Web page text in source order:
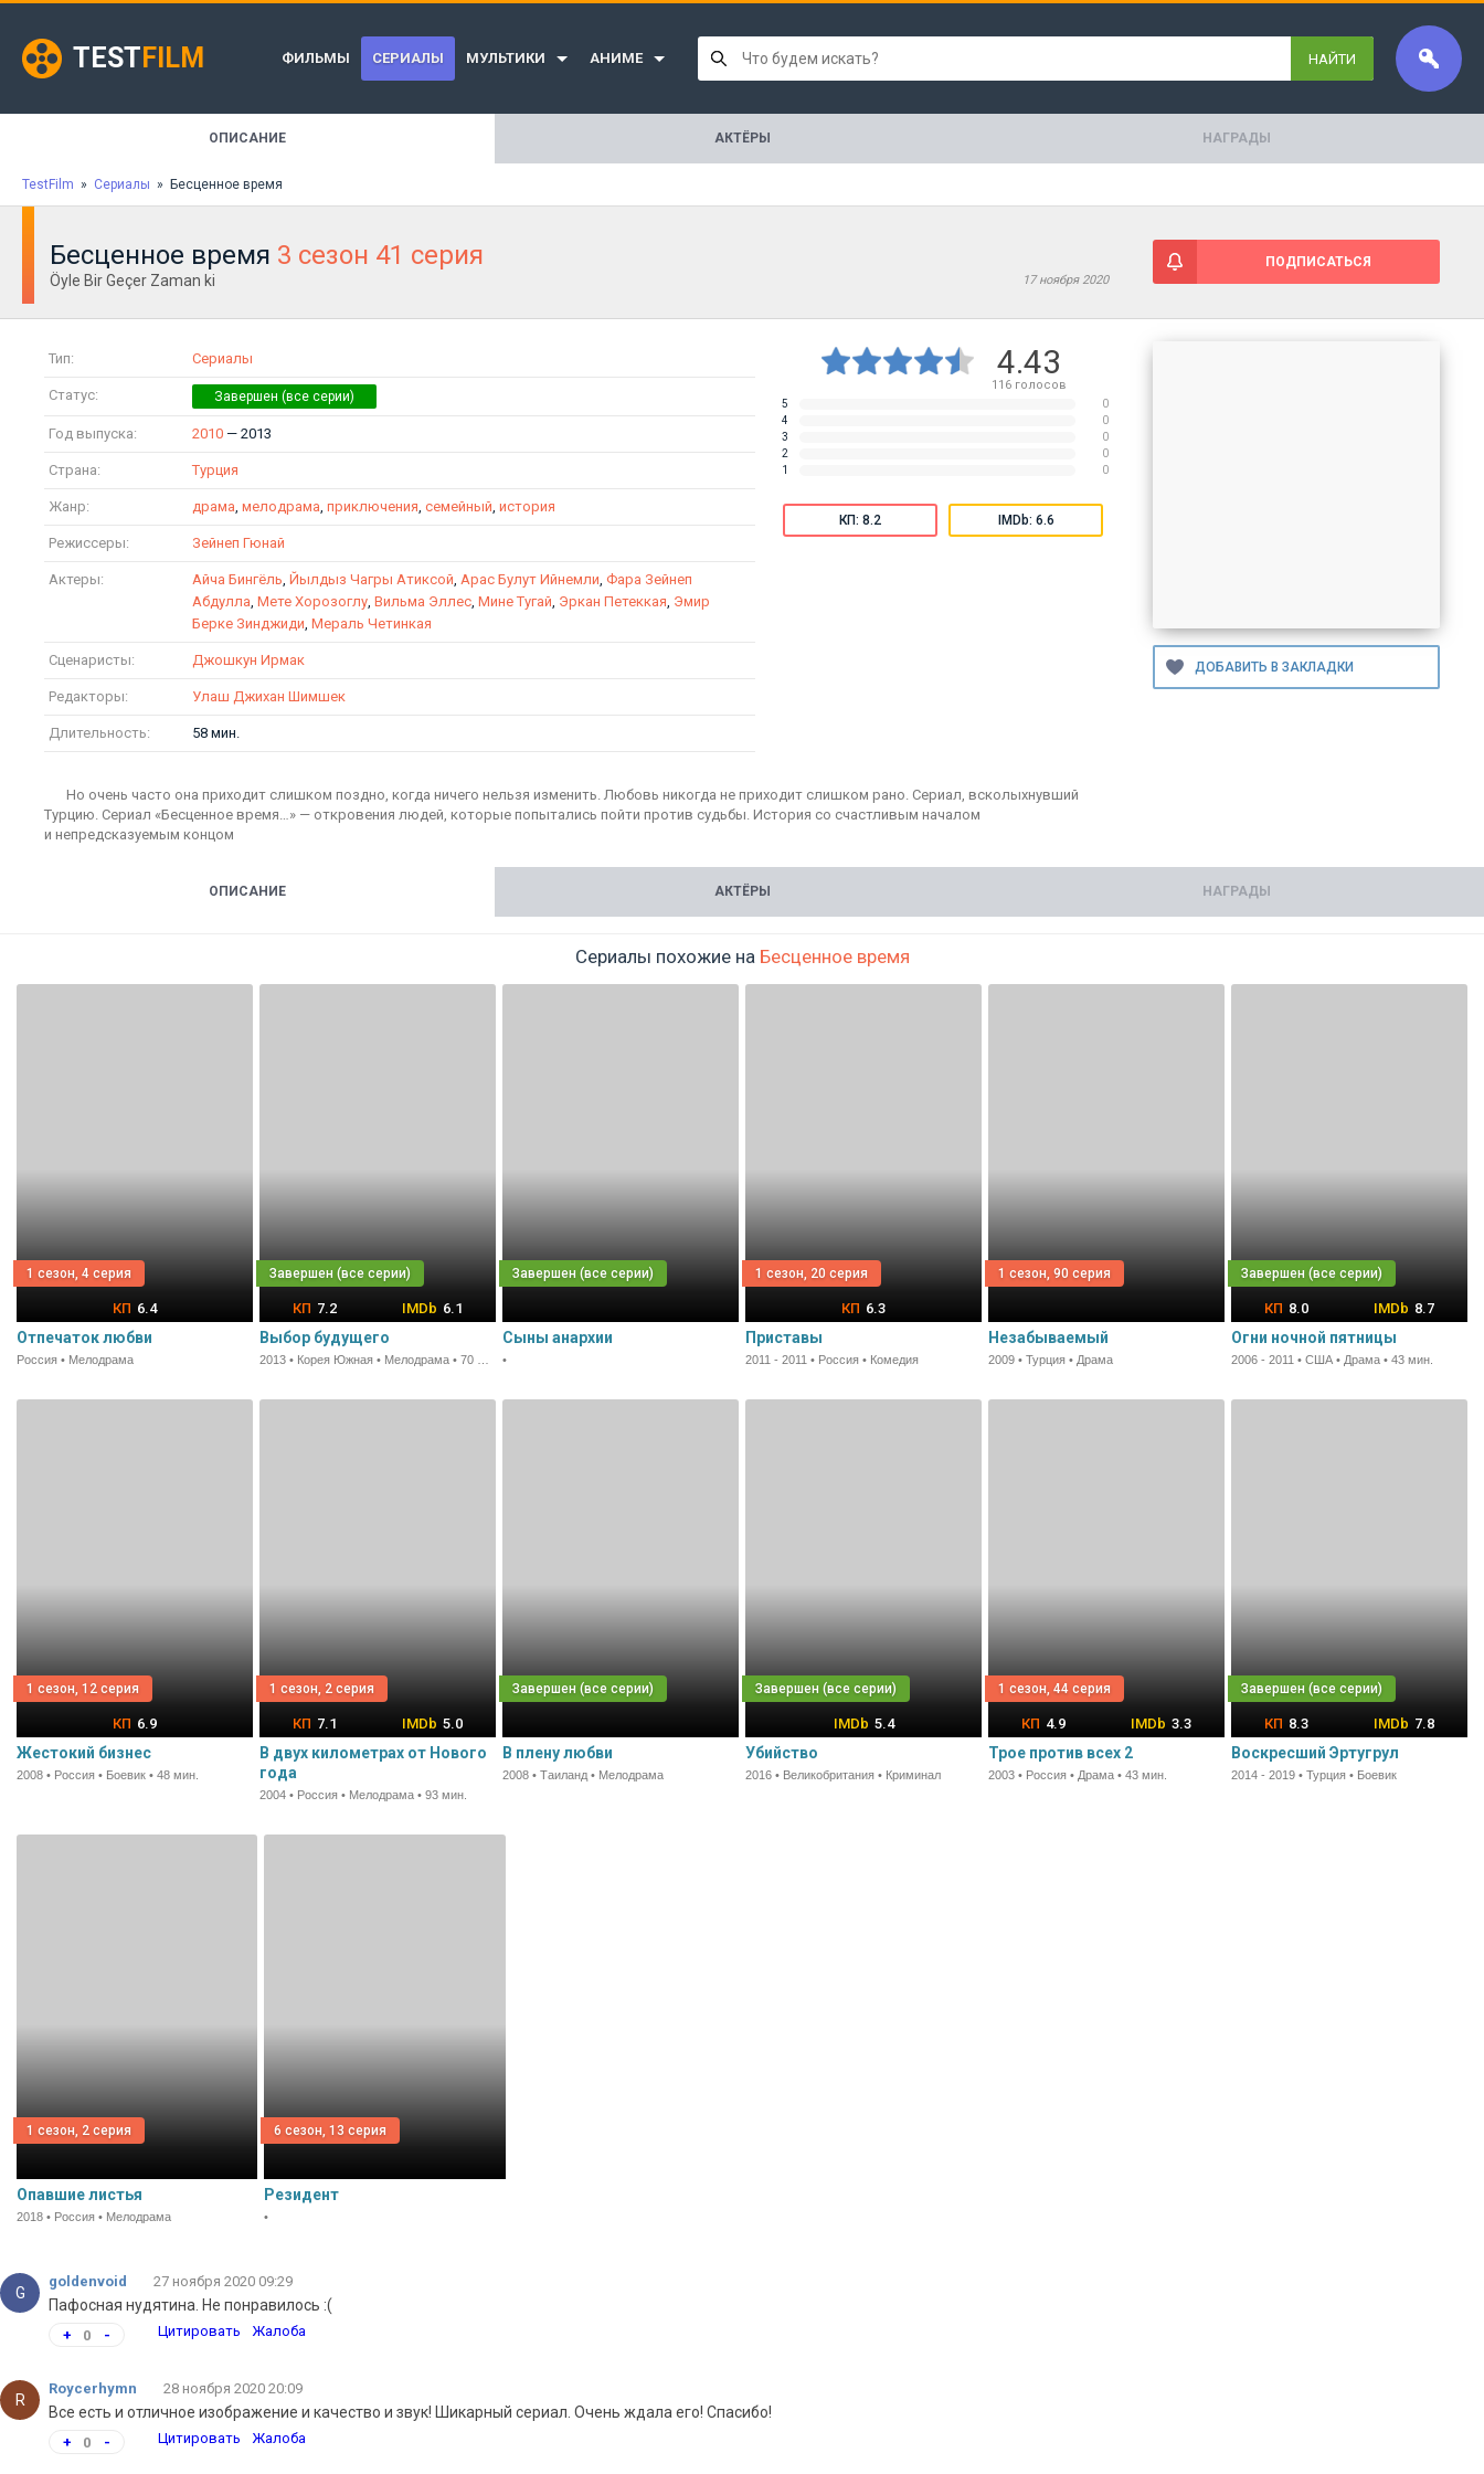
TEST FILM ФИЛЬМЫ СЕРИАЛЫ МУЛЬТИКИ АНИМЕ НАЙТИ
ОПИСАНИЕ АКТЁРЫ НАГРАДЫ
TestFilm » Сериалы » Бесценное время
Бесценное время 3 сезон 41 серия
Öyle Bir Geçer Zaman ki 17 ноября 2020
ПОДПИСАТЬСЯ
Тип: Сериалы
Статус:
Год выпуска: 2010 — 2013
Страна: Турция
Жанр: драма, мелодрама, приключения, семейный, история
Режиссеры: Зейнеп Гюнай
Актеры: Айча Бингёль, Йылдыз Чагры Атиксой, Арас Булут Ийнемли, Фара Зейнеп
Абдулла, Мете Хорозоглу, Вильма Эллес, Мине Тугай, Эркан Петеккая, Эмир
Берке Зинджиди, Мераль Четинкая
Сценаристы: Джошкун Ирмак
Редакторы: Улаш Джихан Шимшек
Длительность: 58 мин.
4.43
116голосов
5
0
4
0
3
0
2
0
1
0
КП: 8.2 IMDb: 6.6
Но очень часто она приходит слишком поздно, когда ничего нельзя изменить. Любовь никогда не приходит слишком рано. Сериал, всколыхнувший
Турцию. Сериал «Бесценное время…» — откровения людей, которые попытались пойти против судьбы. История со счастливым началом
и непредсказуемым концом
ОПИСАНИЕ АКТЁРЫ НАГРАДЫ
Сериалы похожие на Бесценное время
1 сезон, 4 серия
6.4
Отпечаток любви
Россия • Мелодрама
7.2 6.1
Выбор будущего Сыны анархии
•
1 сезон, 20 серия
6.3
Приставы
2011 - 2011 • Россия • Комедия
1 сезон, 90 серия
Незабываемый
2009 • Турция • Драма
8.0 8.7
Огни ночной пятницы
2006 - 2011 • США • Драма • 43 мин.
1 сезон, 12 серия
6.9
Жестокий бизнес
2008 • Россия • Боевик • 48 мин.
1 сезон, 2 серия
7.1 5.0
В двух километрах от Нового
года
2004 • Россия • Мелодрама • 93 мин.
В плену любви
2008 • Таиланд • Мелодрама
5.4
Убийство
2016 • Великобритания • Криминал
1 сезон, 44 серия
4.9 3.3
Трое против всех 2
2003 • Россия • Драма • 43 мин.
8.3 7.8
Воскресший Эртугрул
2014 - 2019 • Турция • Боевик
1 сезон, 2 серия
Опавшие листья
2018 • Россия • Мелодрама
6 сезон, 13 серия
Резидент
•
G
goldenvoid 27 ноября 2020 09:29
Пафосная нудятина. Не понравилось :(
+ 0 - Цитировать Жалоба
R
Roycerhymn 28 ноября 2020 20:09
Все есть и отличное изображение и качество и звук! Шикарный сериал. Очень ждала его! Спасибо!
+ 0 - Цитировать Жалоба